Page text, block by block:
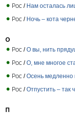
/ Нам осталась
/ Ночь – кота
О
/О вы, нить
/О, мне многое
/Осень медленно
/Отпустить – так
П